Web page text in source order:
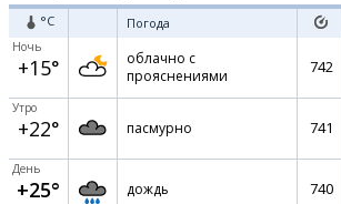
°C Погода
Ночь
+15°
облачно с
прояснениями
742
Утро
+22° пасмурно 741
День
+25° дождь 740